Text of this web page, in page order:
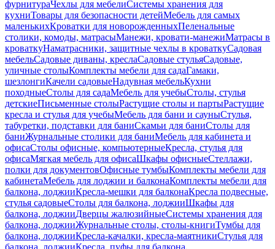
фурнитураЧехлы для мебелиСистемы хранения для
кухниТовары для безопасности детейМебель для самых
маленькихКроватки для новорожденныхПеленальные
столики, комоды, матрасыМанежи, кровати-манежиМатрасы в
кроваткуНаматрасники, защитные чехлы в кроваткуСадовая
мебельСадовые диваны, креслаСадовые стульяСадовые,
уличные столыКомплекты мебели для садаГамаки,
шезлонгиКачели садовыеНадувная мебельКухни
походныеСтолы для садаМебель для учебыСтолы, стулья
детскиеПисьменные столыРастущие столы и партыРастущие
кресла и стулья для учебыМебель для бани и сауныСтулья,
табуретки, подставки для баниСкамьи для баниСтолы для
баниЖурнальные столики для баниМебель для кабинета и
офисаСтолы офисные, компьютерныеКресла, стулья для
офисаМягкая мебель для офисаШкафы офисныеСтеллажи,
полки для документовОфисные тумбыКомплекты мебели для
кабинетаМебель для лоджии и балконаКомплекты мебели для
балкона, лоджииКресла-мешки для балконаКресла подвесные,
стулья садовыеСтолы для балкона, лоджииШкафы для
балкона, лоджииДверцы жалюзийныеСистемы хранения для
балкона, лоджииЖурнальные столы, столы-книгиТумбы для
балкона, лоджииКресла-качалки, кресла-маятникиСтулья для
балкона, лоджииКресла, пуфы для балкона,